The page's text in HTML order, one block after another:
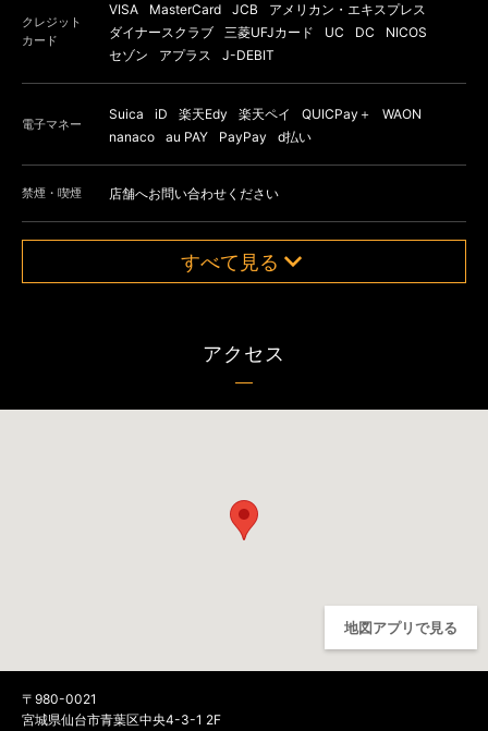
クレジット
カード
VISA MasterCard JCB
アメリカン・エキスプレス
ダイナースクラブ
三菱UFJカード UC DC
NICOS
セゾン
アプラス J-DEBIT
電子マネー
Suica iD 楽天Edy 楽天ペイ QUICPay＋
WAON
nanaco
au PAY PayPay d払い
禁煙・喫煙 店舗へお問い合わせください
すべて見る
アクセス
地図アプリで見る
〒980-0021
宮城県仙台市青葉区中央4-3-1 2F